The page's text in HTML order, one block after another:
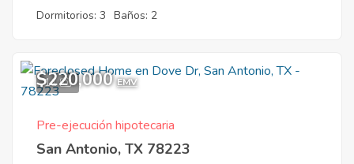
Dormitorios: 3 Baños: 2
11
$220,000 EMV
Pre-ejecución hipotecaria
San Antonio, TX 78223